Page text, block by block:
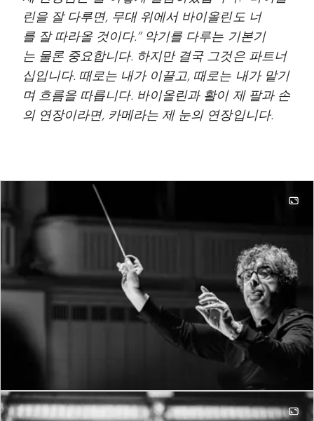
린을 잘 다루면, 무대 위에서 바이올린도 너
를 잘 따라올 것이다.” 악기를 다루는 기본기
는 물론 중요합니다. 하지만 결국 그것은 파트너
십입니다. 때로는 내가 이끌고, 때로는 내가 맡기
며 흐름을 따릅니다. 바이올린과 활이 제 팔과 손
의 연장이라면, 카메라는 제 눈의 연장입니다.